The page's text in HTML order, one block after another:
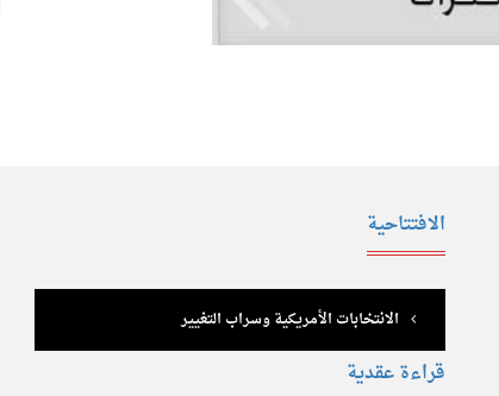
الافتتاحية
الانتخابات الأمريكية وسراب التغيير
قراءة عقدية